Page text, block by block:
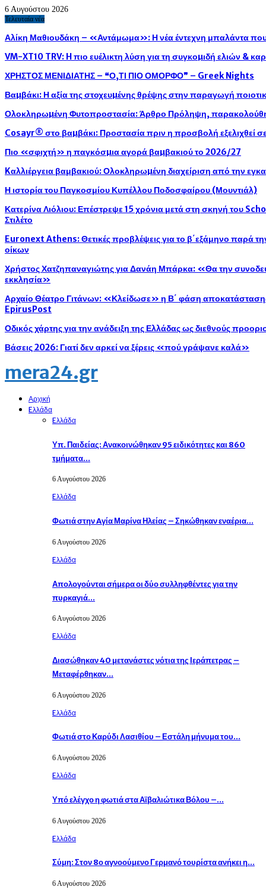
6 Αυγούστου 2026
Τελευταία νέα
Αλίκη Μαθιουδάκη – «Αντάμωμα»: Η νέα έντεχνη μπαλάντα
VM-XT10 TRV: H πιο ευέλικτη λύση για τη συγκοµιδή ελιών &
ΧΡΗΣΤΟΣ ΜΕΝΙΔΙΑΤΗΣ – ❝Ο,ΤΙ ΠΙΟ ΟΜΟΡΦΟ❞ – Greek Nights
Βαµβάκι: Η αξία της στοχευµένης θρέψης στην παραγωγή
Ολοκληρωµένη Φυτοπροστασία: Άρθρο Πρόληψη,
Cosayr® στο βαµβάκι: Προστασία πριν η προσβολή εξελιχθεί
Πιο «σφιχτή» η παγκόσµια αγορά βαµβακιού το 2026/27
Kαλλιέργεια βαμβακιού: Ολοκληρωµένη διαχείριση από την
Η ιστορία του Παγκοσμίου Κυπέλλου Ποδοσφαίρου (Μουντιάλ)
Κατερίνα Λιόλιου: Επέστρεψε 15 χρόνια μετά στη σκηνή του
Στιλέτο
Euronext Athens: Θετικές προβλέψεις για το β΄εξάμηνο παρά
οίκων
Χρήστος Χατζηπαναγιώτης για Δανάη Μπάρκα: «Θα την
εκκλησία»
Αρχαίο Θέατρο Γιτάνων: «Κλείδωσε» η Β΄ φάση
EpirusPost
Οδικός χάρτης για την ανάδειξη της Ελλάδας ως διεθνούς
Βάσεις 2026: Γιατί δεν αρκεί να ξέρεις «πού γράψανε καλά»
mera24.gr
Αρχική
Eλλάδα
Eλλάδα
Υπ. Παιδείας: Ανακοινώθηκαν 95 ειδικότητες και 860
τμήματα…
6 Αυγούστου 2026
Eλλάδα
Φωτιά στην Aγία Μαρίνα Ηλείας – Σηκώθηκαν εναέρια…
6 Αυγούστου 2026
Eλλάδα
Απολογούνται σήμερα οι δύο συλληφθέντες για την
πυρκαγιά…
6 Αυγούστου 2026
Eλλάδα
Διασώθηκαν 40 μετανάστες νότια της Ιεράπετρας –
Μεταφέρθηκαν…
6 Αυγούστου 2026
Eλλάδα
Φωτιά στο Καρύδι Λασιθίου – Εστάλη μήνυμα του…
6 Αυγούστου 2026
Eλλάδα
Υπό ελέγχο η φωτιά στα Αϊβαλιώτικα Βόλου –…
6 Αυγούστου 2026
Eλλάδα
Σύμη: Στον 8ο αγνοούμενο Γερμανό τουρίστα ανήκει η…
6 Αυγούστου 2026